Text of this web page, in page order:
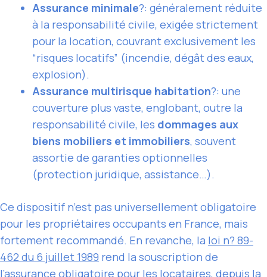
Assurance minimale?: généralement réduite
à la responsabilité civile, exigée strictement
pour la location, couvrant exclusivement les
“risques locatifs” (incendie, dégât des eaux,
explosion).
Assurance multirisque habitation?: une
couverture plus vaste, englobant, outre la
responsabilité civile, les dommages aux
biens mobiliers et immobiliers, souvent
assortie de garanties optionnelles
(protection juridique, assistance…).
Ce dispositif n’est pas universellement obligatoire
pour les propriétaires occupants en France, mais
fortement recommandé. En revanche, la loi n? 89-
462 du 6 juillet 1989 rend la souscription de
l’assurance obligatoire pour les locataires, depuis la